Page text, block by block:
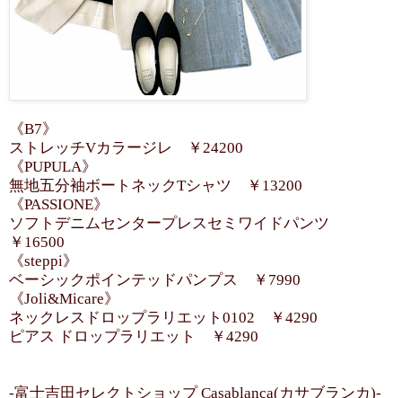
《B7》
ストレッチVカラージレ ￥24200
《PUPULA》
無地五分袖ボートネックTシャツ ￥13200
《PASSIONE》
ソフトデニムセンタープレスセミワイドパンツ
￥16500
《steppi》
ベーシックポインテッドパンプス ￥7990
《Joli&Micare》
ネックレスドロップラリエット0102 ￥4290
ピアス ドロップラリエット ￥4290
-富士吉田セレクトショップ Casablanca(カサブランカ)-